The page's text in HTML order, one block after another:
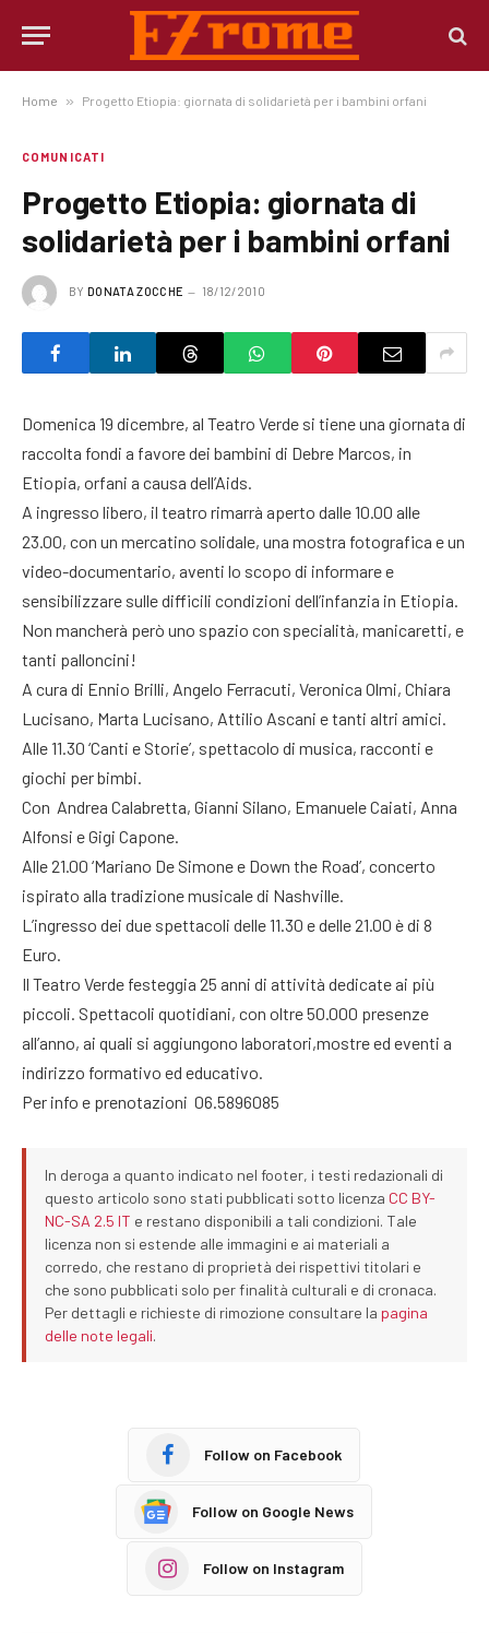
Home » Progetto Etiopia: giornata di solidarietà per i bambini orfani
COMUNICATI
Progetto Etiopia: giornata di
solidarietà per i bambini orfani
BY DONATA ZOCCHE 18/12/2010
Domenica 19 dicembre, al Teatro Verde si tiene una giornata di
raccolta fondi a favore dei bambini di Debre Marcos, in
Etiopia, orfani a causa dell’Aids.
A ingresso libero, il teatro rimarrà aperto dalle 10.00 alle
23.00, con un mercatino solidale, una mostra fotografica e un
video-documentario, aventi lo scopo di informare e
sensibilizzare sulle difficili condizioni dell’infanzia in Etiopia.
Non mancherà però uno spazio con specialità, manicaretti, e
tanti palloncini!
A cura di Ennio Brilli, Angelo Ferracuti, Veronica Olmi, Chiara
Lucisano, Marta Lucisano, Attilio Ascani e tanti altri amici.
Alle 11.30 ‘Canti e Storie’, spettacolo di musica, racconti e
giochi per bimbi.
Con Andrea Calabretta, Gianni Silano, Emanuele Caiati, Anna
Alfonsi e Gigi Capone.
Alle 21.00 ‘Mariano De Simone e Down the Road’, concerto
ispirato alla tradizione musicale di Nashville.
L’ingresso dei due spettacoli delle 11.30 e delle 21.00 è di 8
Euro.
Il Teatro Verde festeggia 25 anni di attività dedicate ai più
piccoli. Spettacoli quotidiani, con oltre 50.000 presenze
all’anno, ai quali si aggiungono laboratori,mostre ed eventi a
indirizzo formativo ed educativo.
Per info e prenotazioni 06.5896085
In deroga a quanto indicato nel footer, i testi redazionali di
questo articolo sono stati pubblicati sotto licenza CC BY-
NC-SA 2.5 IT e restano disponibili a tali condizioni. Tale
licenza non si estende alle immagini e ai materiali a
corredo, che restano di proprietà dei rispettivi titolari e
che sono pubblicati solo per finalità culturali e di cronaca.
Per dettagli e richieste di rimozione consultare la pagina
delle note legali.
Follow on Facebook
Follow on Google News
Follow on Instagram